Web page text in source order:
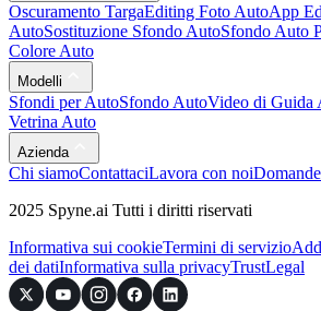
Oscuramento TargaEditing Foto AutoApp
AutoSostituzione Sfondo AutoSfondo Auto
Colore Auto
Modelli
Sfondi per AutoSfondo AutoVideo di Guida
Vetrina Auto
Azienda
Chi siamoContattaciLavora con noi
2025 Spyne.ai Tutti i diritti riservati
Informativa sui cookieTermini di servizio
dei datiInformativa sulla privacyTrustLegal